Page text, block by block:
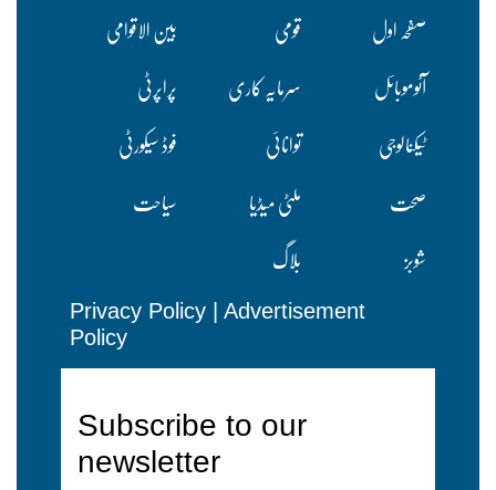
صفحہ اول قومی
بین الاقوامی
آٹوموبائل
سرمایہ کاری
پراپرٹی
ٹیکنالوجی
توانائی
فوڈ سیکورٹی
صحت
ملٹی میڈیا
سیاحت
شوبز
بلاگ
Privacy Policy
Advertisement
Policy
Subscribe to our
newsletter